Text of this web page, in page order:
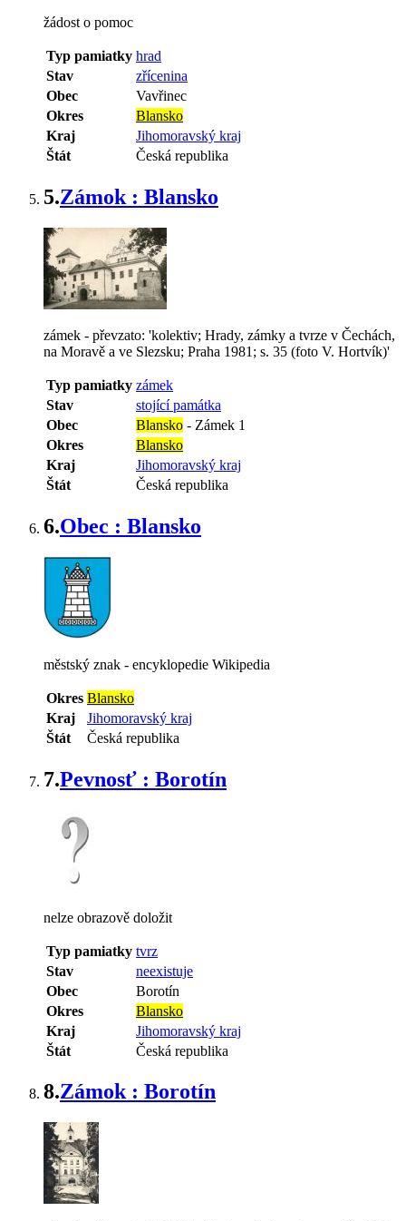
žádost o pomoc
Typ pamiatky hrad
Stav
zřícenina
Obec
Vavřinec
Okres
Blansko
Kraj
Jihomoravský kraj
Štát
Česká republika
5.Zámok : Blansko
zámek - převzato: 'kolektiv; Hrady, zámky a tvrze v Čechách,
na Moravě a ve Slezsku; Praha 1981; s. 35 (foto V. Hortvík)'
Typ pamiatky zámek
Stav
stojící památka
Obec
Blansko - Zámek 1
Okres
Blansko
Kraj
Jihomoravský kraj
Štát
Česká republika
6.Obec : Blansko
městský znak - encyklopedie Wikipedia
Okres Blansko
Kraj
Jihomoravský kraj
Štát
Česká republika
7.Pevnosť : Borotín
nelze obrazově doložit
Typ pamiatky tvrz
Stav
neexistuje
Obec
Borotín
Okres
Blansko
Kraj
Jihomoravský kraj
Štát
Česká republika
8.Zámok : Borotín